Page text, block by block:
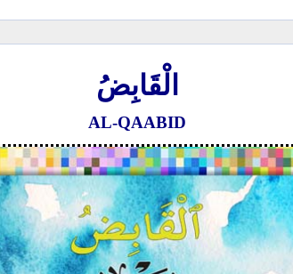
الْقَابِضُ
AL-QAABID